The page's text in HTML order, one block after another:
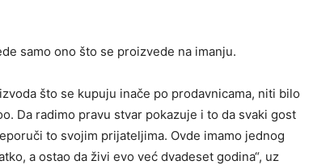
samo ono što se proizvede na imanju.
što se kupuju inače po prodavnicama, niti bilo
Da radimo pravu stvar pokazuje i to da svaki gost
to svojim prijateljima. Ovde imamo jednog
a ostao da živi evo već dvadeset godina“, uz